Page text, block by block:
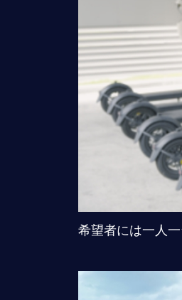
希望者には一人